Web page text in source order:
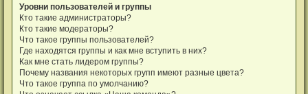
Уровни пользователей и группы
Кто такие администраторы?
Кто такие модераторы?
Что такое группы пользователей?
Где находятся группы и как мне вступить в них?
Как мне стать лидером группы?
Почему названия некоторых групп имеют разные цвета?
Что такое группа по умолчанию?